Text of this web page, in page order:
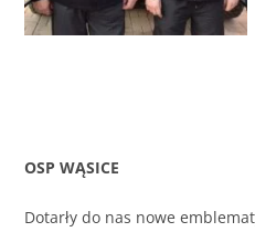
OSP WĄSICE
Dotarły do nas nowe